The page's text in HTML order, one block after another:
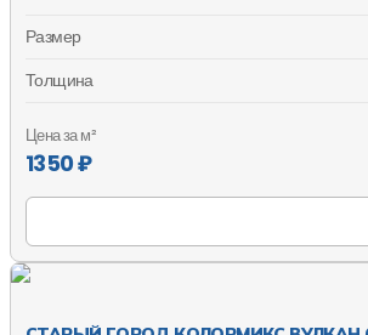
Размер
Толщина
Цена за м²
1350 ₽